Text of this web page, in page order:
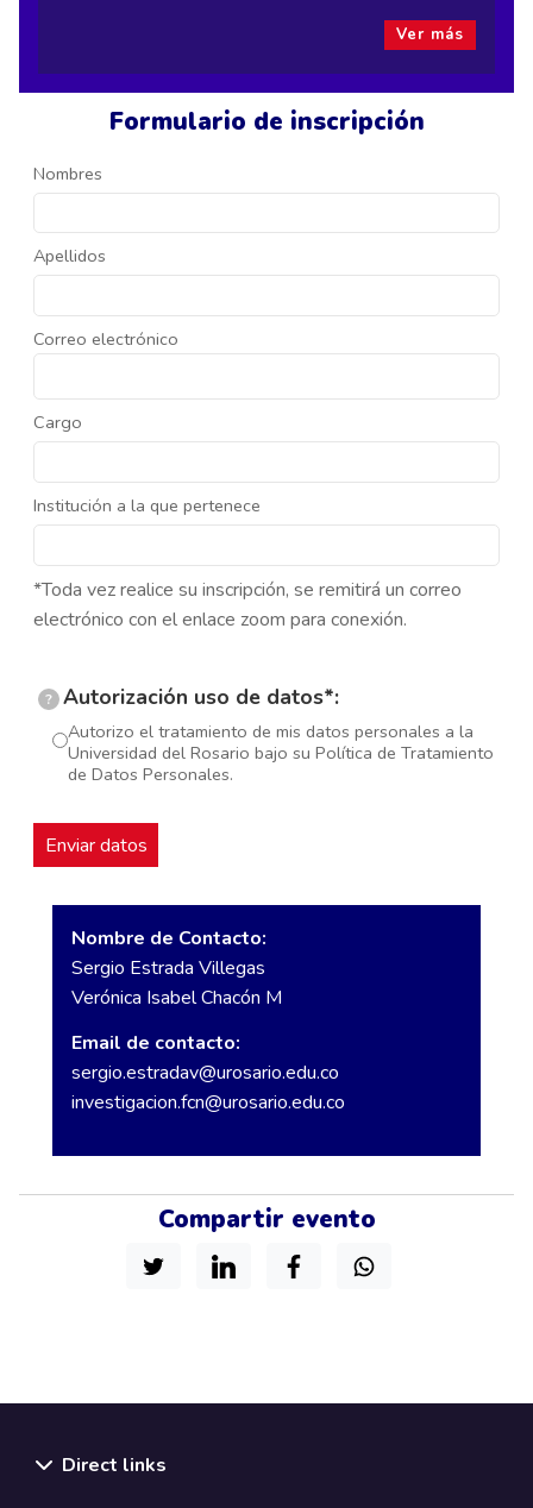
Formulario de inscripción
Nombres
Apellidos
Correo electrónico
Cargo
Institución a la que pertenece
*Toda vez realice su inscripción, se remitirá un correo
electrónico con el enlace zoom para conexión.
? Autorización uso de datos*:
Autorizo el tratamiento de mis datos personales a la
Universidad del Rosario bajo su Política de Tratamiento
de Datos Personales.
Nombre de Contacto:
Sergio Estrada Villegas
Verónica Isabel Chacón M
Email de contacto:
sergio.estradav@urosario.edu.co
investigacion.fcn@urosario.edu.co
Compartir evento
Ver más
Direct links